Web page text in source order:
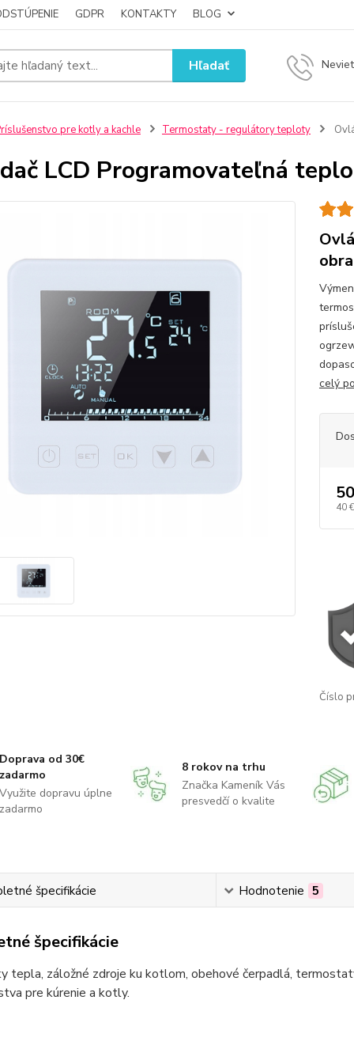
GDPR KONTAKTY BLOG
Hľadať
pre kotly a kachle Termostaty - regulátory teploty
LCD Programovateľná
celý
40 €
Číslo
od 30€
dopravu úplne
8 rokov na trhu
Značka Kameník Vás
presvedčí o kvalite
špecifikácie Hodnotenie 5
špecifikácie
tepla, záložné zdroje ku kotlom, obehové čerpadlá,
pre kúrenie a kotly.